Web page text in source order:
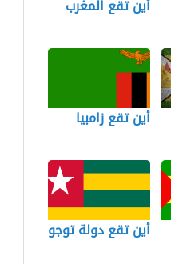
أين تقع المغرب
أين تقع زامبيا
أين تقع دولة توجو